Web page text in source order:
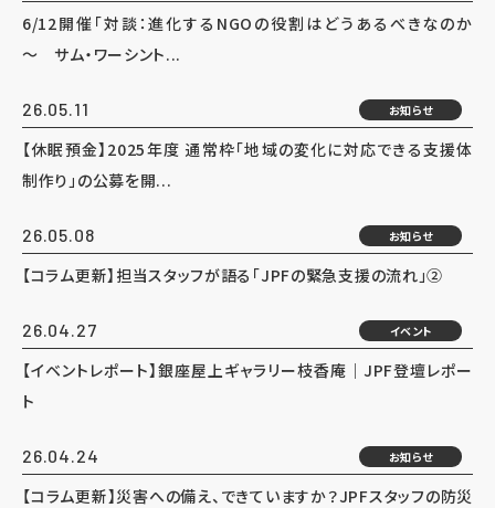
6/12開催「対談：進化するNGOの役割はどうあるべきなのか
～ サム・ワーシント...
26.05.11 お知らせ
【休眠預金】2025年度 通常枠「地域の変化に対応できる支援体
制作り」の公募を開...
26.05.08 お知らせ
【コラム更新】担当スタッフが語る「JPFの緊急支援の流れ」②
26.04.27 イベント
【イベントレポート】銀座屋上ギャラリー枝香庵｜JPF登壇レポー
ト
26.04.24 お知らせ
【コラム更新】災害への備え、できていますか？JPFスタッフの防災